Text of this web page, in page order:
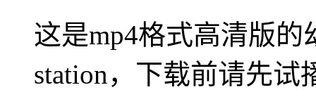
这是mp4格式高清版的
station，下载前请先试